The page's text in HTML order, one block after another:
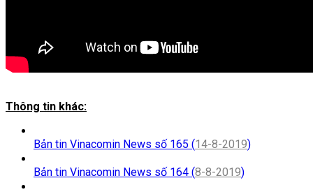
Thông tin khác:
Bản tin Vinacomin News số 165 (14-8-2019)
Bản tin Vinacomin News số 164 (8-8-2019)